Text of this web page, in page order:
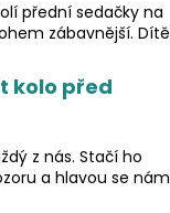
přední sedačky na
zábavnější. Dítě
kolo před
z nás. Stačí ho
a hlavou se nám